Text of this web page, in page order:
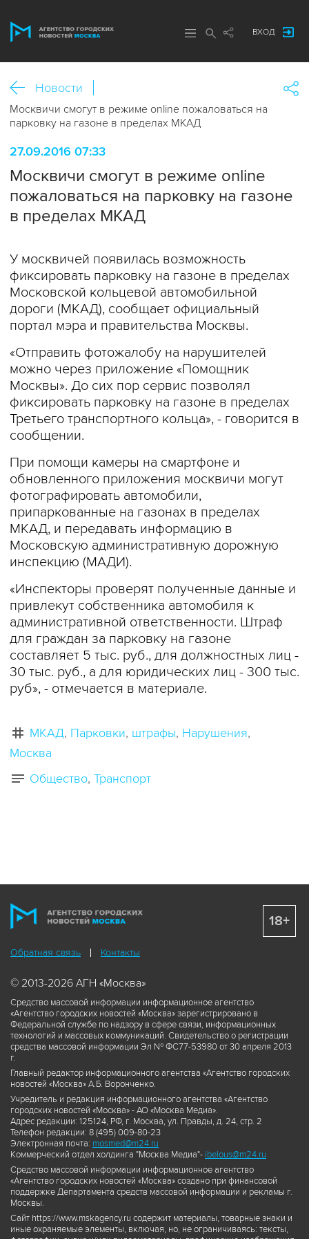
ВХОД
Новости
Москвичи смогут в режиме online пожаловаться на
парковку на газоне в пределах МКАД
27.09.2016 07:33
Москвичи смогут в режиме online
пожаловаться на парковку на газоне
в пределах МКАД
У москвичей появилась возможность
фиксировать парковку на газоне в пределах
Московской кольцевой автомобильной
дороги (МКАД), сообщает официальный
портал мэра и правительства Москвы.
«Отправить фотожалобу на нарушителей
можно через приложение «Помощник
Москвы». До сих пор сервис позволял
фиксировать парковку на газоне в пределах
Третьего транспортного кольца», - говорится в
сообщении.
При помощи камеры на смартфоне и
обновленного приложения москвичи могут
фотографировать автомобили,
припаркованные на газонах в пределах
МКАД, и передавать информацию в
Московскую административную дорожную
инспекцию (МАДИ).
«Инспекторы проверят полученные данные и
привлекут собственника автомобиля к
административной ответственности. Штраф
для граждан за парковку на газоне
составляет 5 тыс. руб., для должностных лиц -
30 тыс. руб., а для юридических лиц - 300 тыс.
руб», - отмечается в материале.
МКАД Парковки штрафы Нарушения
Москва
Общество Транспорт
Обратная связь Контакты
© 2013-2026 АГН «Москва»
Средство массовой информации информационное агентство
«Агентство городских новостей «Москва» зарегистрировано в
Федеральной службе по надзору в сфере связи, информационных
технологий и массовых коммуникаций. Свидетельство о регистрации
средства массовой информации Эл № ФС77-53980 от 30 апреля 2013
г.
Главный редактор информационного агентства «Агентство городских
новостей «Москва» А.Б. Воронченко.
Учредитель и редакция информационного агентства «Агентство
городских новостей «Москва» - АО «Москва Медиа».
Адрес редакции: 125124, РФ, г. Москва, ул. Правды, д. 24, стр. 2
Телефон редакции: 8 (495) 009-80-23
Электронная почта: mosmed@m24.ru
Коммерческий отдел холдинга "Москва Медиа"- ibelous@m24.ru
Средство массовой информации информационное агентство
«Агентство городских новостей «Москва» создано при финансовой
поддержке Департамента средств массовой информации и рекламы г.
Москвы.
Сайт https://www.mskagency.ru содержит материалы, товарные знаки и
иные охраняемые элементы, включая, но, не ограничиваясь: тексты,
18+